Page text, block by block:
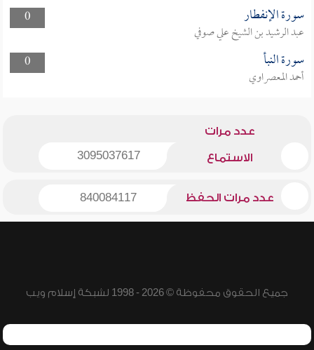
0
سورة الإنفطار
عبد الرشيد بن الشيخ علي صوفي
0
سورة النبأ
أحمد المعصراوي
عدد مرات
الاستماع 3095037617
عدد مرات الحفظ 840084117
جميع الحقوق محفوظة © 2026 - 1998 لشبكة إسلام ويب